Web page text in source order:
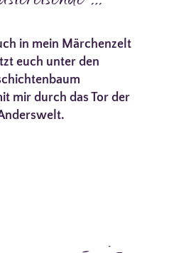
in mein Märchenzelt
euch unter den
mir durch das Tor der